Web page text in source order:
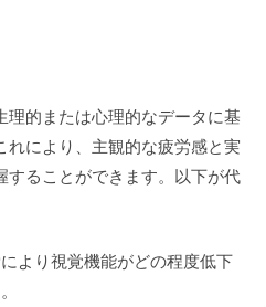
理的または心理的なデータに基
により、主観的な疲労感と実
することができます。以下が代
により視覚機能がどの程度低下